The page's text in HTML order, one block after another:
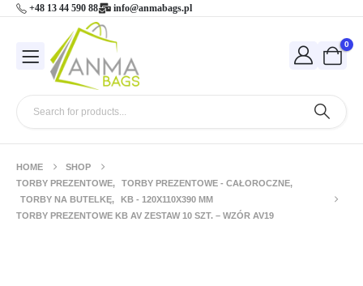
+48 13 44 590 88 info@anmabags.pl
0
HOME
SHOP
TORBY PREZENTOWE, TORBY PREZENTOWE - CAŁOROCZNE,
TORBY NA BUTELKĘ,
KB - 120X110X390 MM
TORBY PREZENTOWE KB AV ZESTAW 10 SZT. – WZÓR AV19